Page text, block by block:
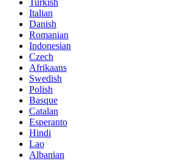
Turkish
Italian
Danish
Romanian
Indonesian
Czech
Afrikaans
Swedish
Polish
Basque
Catalan
Esperanto
Hindi
Lao
Albanian